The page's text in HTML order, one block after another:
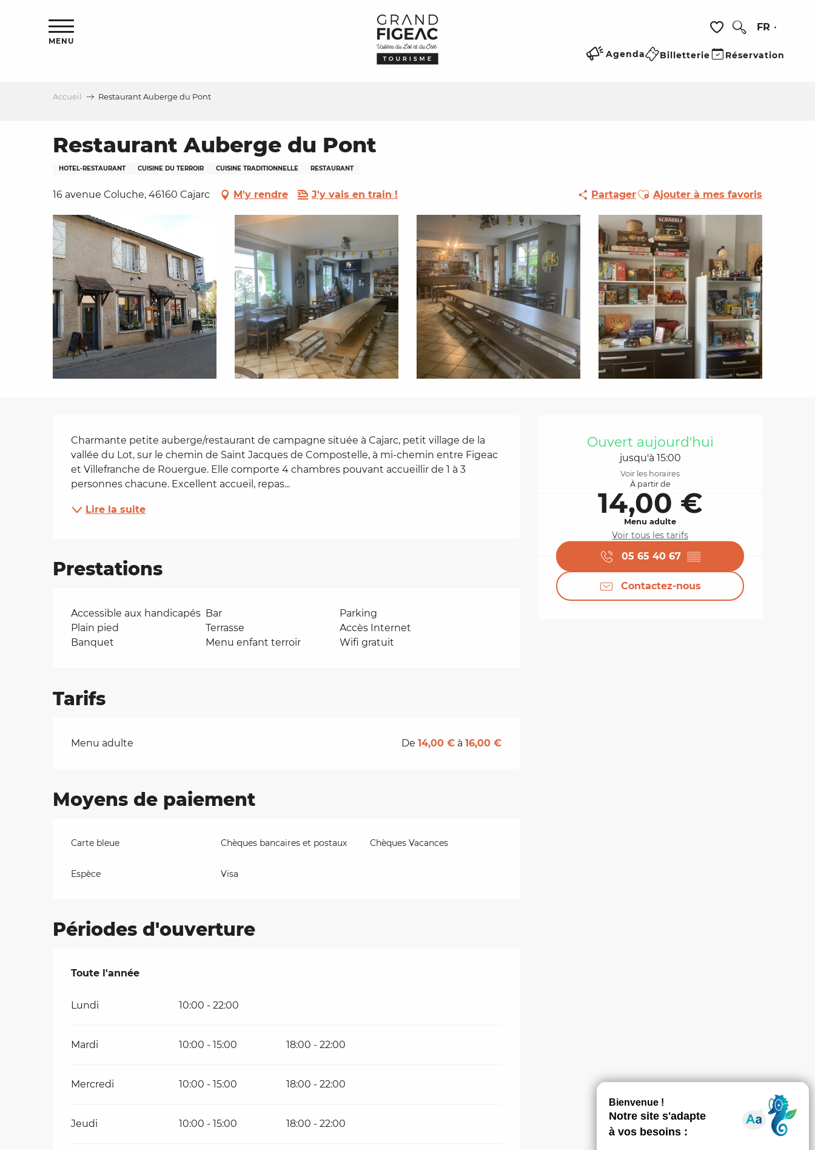
Voir les favoris
FR
MENU
Agenda Billetterie Réservation
Accueil Restaurant Auberge du Pont
Restaurant Auberge du Pont
HOTEL-RESTAURANT CUISINE DU TERROIR CUISINE TRADITIONNELLE RESTAURANT
16 avenue Coluche, 46160 Cajarc M'y rendre J'y vais en train ! PartagerAjouter aux favoris
Ajouter à mes favoris
Ouverture et
Ouvert aujourd'hui
jusqu'à 15:00
Voir les horaires
À partir de
14,00 €
Menu adulte
Voir tous les tarifs
05 65 40 67 ▒▒
Contactez-nous
Description
Charmante petite auberge/restaurant de campagne située à Cajarc, petit village de la
vallée du Lot, sur le chemin de Saint Jacques de Compostelle, à mi-chemin entre Figeac
et Villefranche de Rouergue. Elle comporte 4 chambres pouvant accueillir de 1 à 3
personnes chacune. Excellent accueil, repas...
Lire la suite
Prestations
Accessible aux handicapés Bar
Parking
Plain pied
Terrasse
Accès Internet
Banquet
Menu enfant terroir Wifi gratuit
Tarifs
Tarifs 2026
Menu adulte De14,00 € à16,00 €
Moyens de paiement
Carte bleue Chèques bancaires et postaux Chèques Vacances
Espèce Visa
Périodes d'ouverture
Toute l'année
Toute l'année
Lundi 10:00 - 22:00
Mardi 10:00 - 15:00 18:00 - 22:00
Mercredi 10:00 - 15:00 18:00 - 22:00
Jeudi 10:00 - 15:00 18:00 - 22:00